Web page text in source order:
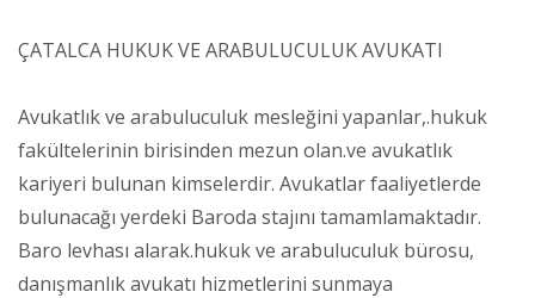
ÇATALCA HUKUK VE ARABULUCULUK AVUKATI
Avukatlık ve arabuluculuk mesleğini yapanlar,.hukuk
fakültelerinin birisinden mezun olan.ve avukatlık
kariyeri bulunan kimselerdir. Avukatlar faaliyetlerde
bulunacağı yerdeki Baroda stajını tamamlamaktadır.
Baro levhası alarak.hukuk ve arabuluculuk bürosu,
danışmanlık avukatı hizmetlerini sunmaya